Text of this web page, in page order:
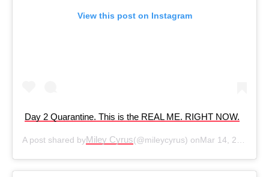
View this post on Instagram
Day 2 Quarantine. This is the REAL ME. RIGHT NOW.
A post shared byMiley Cyrus(@mileycyrus) onMar 14, 2020 at 4:50pm PDT